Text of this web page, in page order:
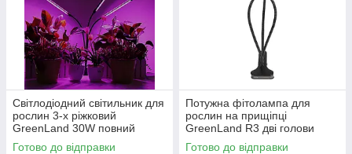
Світлодіодний світильник для
рослин 3-х ріжковий
GreenLand 30W повний
спектр з пультом, Gp
Готово до відправки
Потужна фітолампа для
рослин на прищіпці
GreenLand R3 дві голови
45W таймер, Gp
Готово до відправки